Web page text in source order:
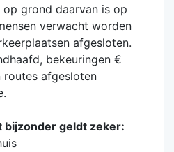
grond daarvan is op
verwacht worden
afgesloten.
bekeuringen €
routes afgesloten
bijzonder geldt zeker: